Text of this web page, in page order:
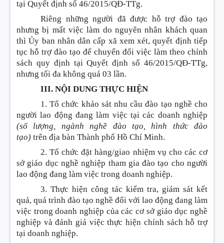
tại Quyết định số 46/2015/QĐ-TTg.
Riêng những người đã được hỗ trợ đào tạo
nhưng bị mất việc làm do nguyên nhân khách quan
thì Ủy ban nhân dân cấp xã xem xét, quyết định tiếp
tục hỗ trợ đào tạo để chuyển đổi việc làm theo chính
sách quy định tại Quyết định số 46/2015/QĐ-TTg,
nhưng tối đa không quá 03 lần.
III. NỘI DUNG THỰC HIỆN
1. Tổ chức khảo sát nhu cầu đào tạo nghề cho
người lao động đang làm việc tại các doanh nghiệp
(số lượng, ngành nghề đào tạo, hình thức đào
tạo) trên địa bàn Thành phố Hồ Chí Minh.
2. Tổ chức đặt hàng/giao nhiệm vụ cho các cơ
sở giáo dục nghề nghiệp tham gia đào tạo cho người
lao động đang làm việc trong doanh nghiệp.
3. Thực hiện công tác kiểm tra, giám sát kết
quả, quá trình đào tạo nghề đối với lao động đang làm
việc trong doanh nghiệp của các cơ sở giáo dục nghề
nghiệp và đánh giá việc thực hiện chính sách hỗ trợ
tại doanh nghiệp.